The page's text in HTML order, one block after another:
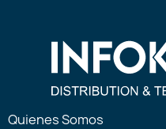
Quienes Somos